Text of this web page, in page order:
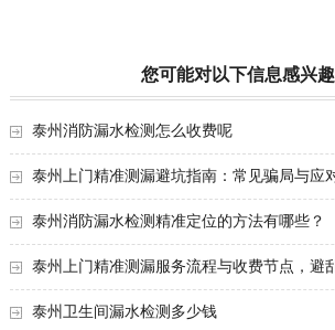
您可能对以下信息感兴
泰州消防漏水检测怎么收费呢
泰州上门精准测漏避坑指南：常见骗局与应
泰州消防漏水检测精准定位的方法有哪些？
泰州上门精准测漏服务流程与收费节点，避
南
泰州卫生间漏水检测多少钱